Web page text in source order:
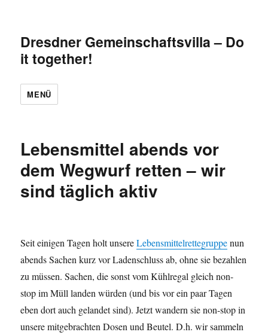
Dresdner Gemeinschaftsvilla – Do
it together!
MENÜ
Lebensmittel abends vor
dem Wegwurf retten – wir
sind täglich aktiv
Seit einigen Tagen holt unsereLebensmittelrettegruppenun
abends Sachen kurz vor Ladenschluss ab, ohne sie bezahlen
zu müssen. Sachen, die sonst vom Kühlregal gleich non-
stop im Müll landen würden (und bis vor ein paar Tagen
eben dort auch gelandet sind). Jetzt wandern sie non-stop in
unsere mitgebrachten Dosen und Beutel. D.h. wir sammeln